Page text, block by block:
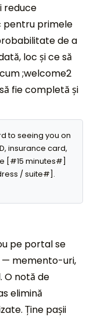
reduce
pentru primele
de a
loc și ce să
;welcome2
fie completă și
to seeing you on
insurance card,
[#15 minutes#]
/ suite#].
pe portal se
— memento-uri,
O notă de
elimină
Ține pașii